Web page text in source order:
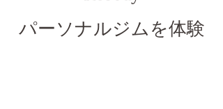
パーソナルジムを体験